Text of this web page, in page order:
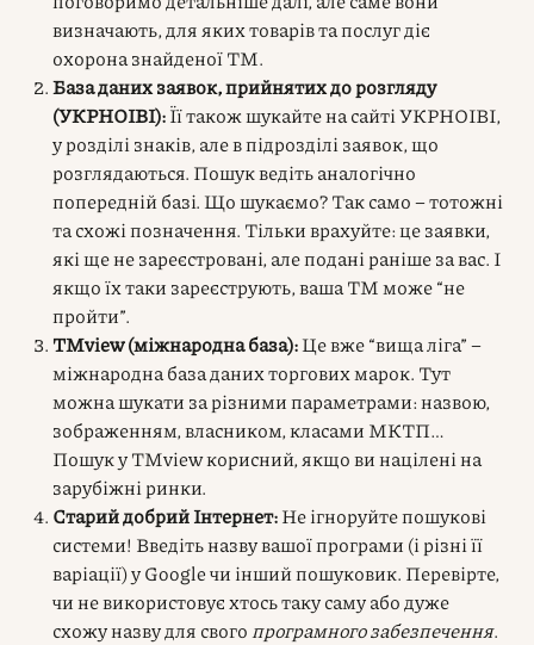
визначають, для яких товарів та послуг діє
охорона знайденої ТМ.
База даних заявок, прийнятих до розгляду
(УКРНОІВІ):Її також шукайте на сайті УКРНОІВІ,
у розділі знаків, але в підрозділі заявок, що
розглядаються. Пошук ведіть аналогічно
попередній базі. Що шукаємо? Так само – тотожні
та схожі позначення. Тільки врахуйте: це заявки,
які ще не зареєстровані, але подані раніше за вас. І
якщо їх таки зареєструють, ваша ТМ може “не
пройти”.
TMview (міжнародна база):Це вже “вища ліга” –
міжнародна база даних торгових марок. Тут
можна шукати за різними параметрами: назвою,
зображенням, власником, класами МКТП…
Пошук у TMview корисний, якщо ви націлені на
зарубіжні ринки.
Старий добрий Інтернет:Не ігноруйте пошукові
системи! Введіть назву вашої програми (і різні її
варіації) у Google чи інший пошуковик. Перевірте,
чи не використовує хтось таку саму або дуже
схожу назву для свого програмного забезпечення.